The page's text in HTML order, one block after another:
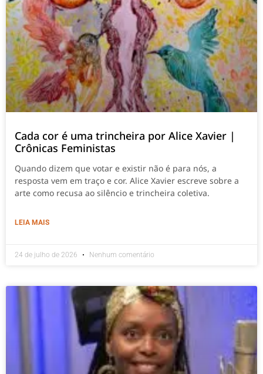
Cada cor é uma trincheira por Alice Xavier |
Crônicas Feministas
Quando dizem que votar e existir não é para nós, a
resposta vem em traço e cor. Alice Xavier escreve sobre a
arte como recusa ao silêncio e trincheira coletiva.
LEIA MAIS
24 de julho de 2026 Nenhum comentário